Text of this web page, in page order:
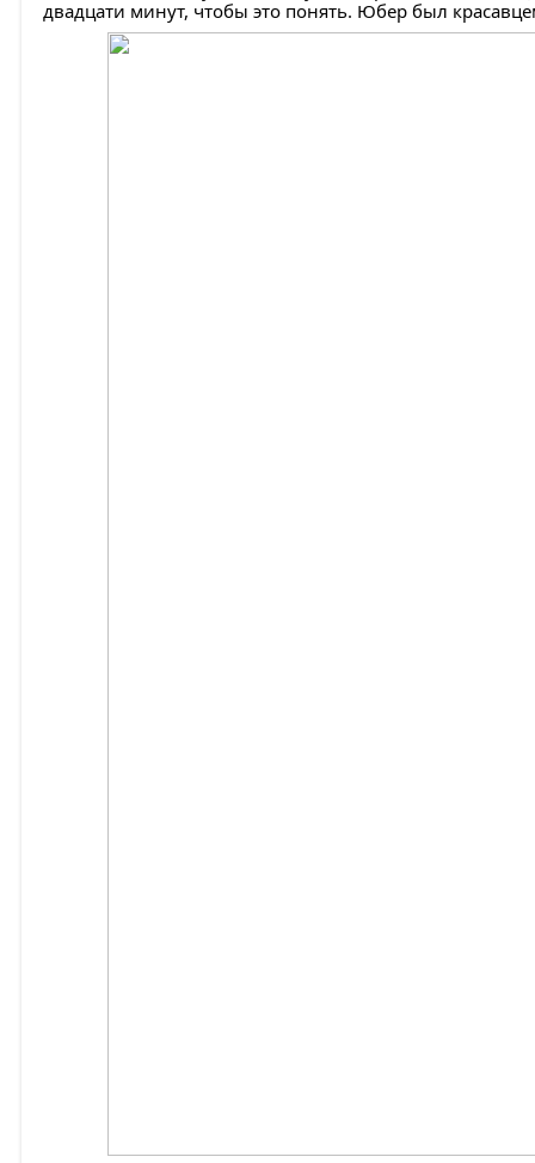
двадцати минут, чтобы это понять. Юбер был